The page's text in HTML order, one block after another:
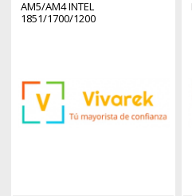
AM5/AM4 INTEL
1851/1700/1200